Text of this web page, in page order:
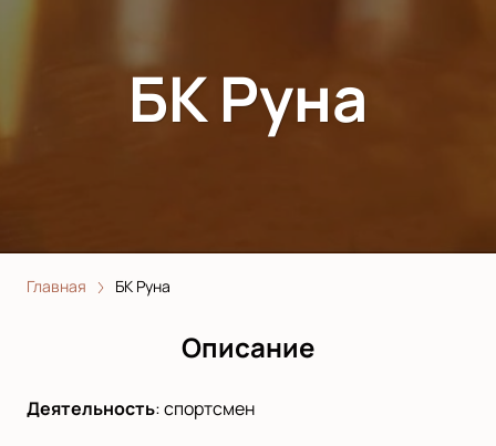
БК Руна
Главная БК Руна
Описание
Деятельность:спортсмен